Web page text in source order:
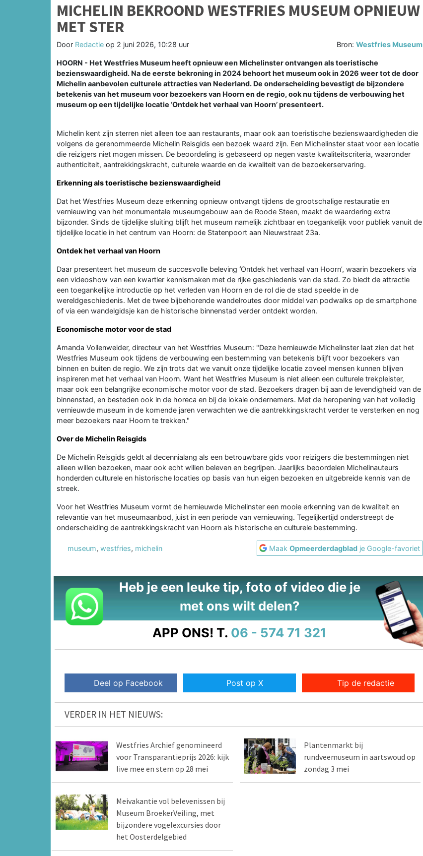
MICHELIN BEKROOND WESTFRIES MUSEUM OPNIEUW
MET STER
Door Redactie op 2 juni 2026, 10:28 uur Bron:Westfries Museum
HOORN - Het Westfries Museum heeft opnieuw een Michelinster ontvangen als toeristische
bezienswaardigheid. Na de eerste bekroning in 2024 behoort het museum ook in 2026 weer tot de door
Michelin aanbevolen culturele attracties van Nederland. De onderscheiding bevestigt de bijzondere
betekenis van het museum voor bezoekers van Hoorn en de regio, ook nu tijdens de verbouwing het
museum op een tijdelijke locatie ‘Ontdek het verhaal van Hoorn’ presenteert.
Michelin kent zijn sterren niet alleen toe aan restaurants, maar ook aan toeristische bezienswaardigheden die
volgens de gerenommeerde Michelin Reisgids een bezoek waard zijn. Een Michelinster staat voor een locatie
die reizigers niet mogen missen. De beoordeling is gebaseerd op negen vaste kwaliteitscriteria, waaronder
authenticiteit, aantrekkingskracht, culturele waarde en de kwaliteit van de bezoekerservaring.
Erkenning als toeristische bezienswaardigheid
Dat het Westfries Museum deze erkenning opnieuw ontvangt tijdens de grootschalige restauratie en
vernieuwing van het monumentale museumgebouw aan de Roode Steen, maakt de waardering extra
bijzonder. Sinds de tijdelijke sluiting blijft het museum namelijk zichtbaar en toegankelijk voor publiek vanuit de
tijdelijke locatie in het centrum van Hoorn: de Statenpoort aan Nieuwstraat 23a.
Ontdek het verhaal van Hoorn
Daar presenteert het museum de succesvolle beleving ‘Ontdek het verhaal van Hoorn’, waarin bezoekers via
een videoshow van een kwartier kennismaken met de rijke geschiedenis van de stad. Zo biedt de attractie
een toegankelijke introductie op het verleden van Hoorn en de rol die de stad speelde in de
wereldgeschiedenis. Met de twee bijbehorende wandelroutes door middel van podwalks op de smartphone
of via een wandelgidsje kan de historische binnenstad verder ontdekt worden.
Economische motor voor de stad
Amanda Vollenweider, directeur van het Westfries Museum: "Deze hernieuwde Michelinster laat zien dat het
Westfries Museum ook tijdens de verbouwing een bestemming van betekenis blijft voor bezoekers van
binnen en buiten de regio. We zijn trots dat we vanuit onze tijdelijke locatie zoveel mensen kunnen blijven
inspireren met het verhaal van Hoorn. Want het Westfries Museum is niet alleen een culturele trekpleister,
maar ook een belangrijke economische motor voor de stad. Bezoekers dragen bij aan de levendigheid van de
binnenstad, en besteden ook in de horeca en bij de lokale ondernemers. Met de heropening van het volledig
vernieuwde museum in de komende jaren verwachten we die aantrekkingskracht verder te versterken en nog
meer bezoekers naar Hoorn te trekken."
Over de Michelin Reisgids
De Michelin Reisgids geldt al decennialang als een betrouwbare gids voor reizigers die bestemmingen niet
alleen willen bezoeken, maar ook echt willen beleven en begrijpen. Jaarlijks beoordelen Michelinauteurs
honderden culturele en historische locaties op basis van hun eigen bezoeken en uitgebreide kennis van de
streek.
Voor het Westfries Museum vormt de hernieuwde Michelinster een mooie erkenning van de kwaliteit en
relevantie van het museumaanbod, juist in een periode van vernieuwing. Tegelijkertijd onderstreept de
onderscheiding de aantrekkingskracht van Hoorn als historische en culturele bestemming.
museum, westfries, michelin MaakOpmeerderdagblad je Google-favoriet
Heb je een leuke tip, foto of video die je
met ons wilt delen?
APP ONS! T. 06 - 574 71 321
Deel op Facebook Post op X Tip de redactie
VERDER IN HET NIEUWS:
Westfries Archief genomineerd
voor Transparantieprijs 2026: kijk
live mee en stem op 28 mei
Plantenmarkt bij
rundveemuseum in aartswoud op
zondag 3 mei
Meivakantie vol belevenissen bij
Museum BroekerVeiling, met
bijzondere vogelexcursies door
het Oosterdelgebied